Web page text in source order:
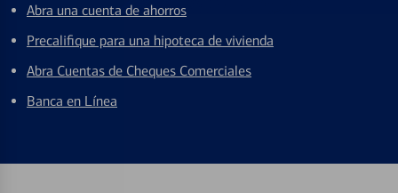
Abra una cuenta de ahorros
Precalifique para una hipoteca de vivienda
Abra Cuentas de Cheques Comerciales
Banca en Línea